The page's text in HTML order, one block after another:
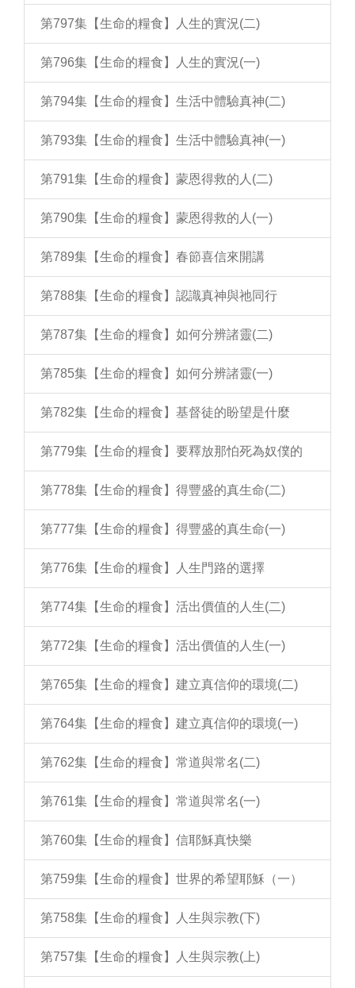
第797集【生命的糧食】人生的實況(二)
第796集【生命的糧食】人生的實況(一)
第794集【生命的糧食】生活中體驗真神(二)
第793集【生命的糧食】生活中體驗真神(一)
第791集【生命的糧食】蒙恩得救的人(二)
第790集【生命的糧食】蒙恩得救的人(一)
第789集【生命的糧食】春節喜信來開講
第788集【生命的糧食】認識真神與祂同行
第787集【生命的糧食】如何分辨諸靈(二)
第785集【生命的糧食】如何分辨諸靈(一)
第782集【生命的糧食】基督徒的盼望是什麼
第779集【生命的糧食】要釋放那怕死為奴僕的
第778集【生命的糧食】得豐盛的真生命(二)
第777集【生命的糧食】得豐盛的真生命(一)
第776集【生命的糧食】人生門路的選擇
第774集【生命的糧食】活出價值的人生(二)
第772集【生命的糧食】活出價值的人生(一)
第765集【生命的糧食】建立真信仰的環境(二)
第764集【生命的糧食】建立真信仰的環境(一)
第762集【生命的糧食】常道與常名(二)
第761集【生命的糧食】常道與常名(一)
第760集【生命的糧食】信耶穌真快樂
第759集【生命的糧食】世界的希望耶穌（一）
第758集【生命的糧食】人生與宗教(下)
第757集【生命的糧食】人生與宗教(上)